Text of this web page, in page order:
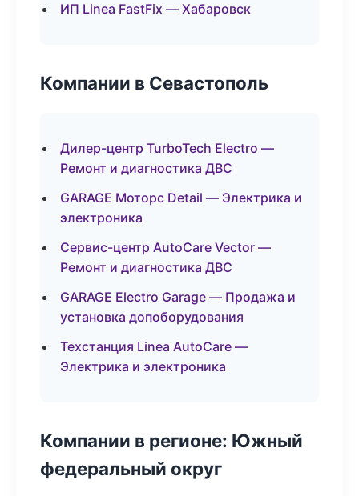
ИП Linea FastFix — Хабаровск
Компании в Севастополь
Дилер-центр TurboTech Electro —
Ремонт и диагностика ДВС
GARAGE Моторс Detail — Электрика и
электроника
Сервис-центр AutoCare Vector —
Ремонт и диагностика ДВС
GARAGE Electro Garage — Продажа и
установка допоборудования
Техстанция Linea AutoCare —
Электрика и электроника
Компании в регионе: Южный
федеральный округ